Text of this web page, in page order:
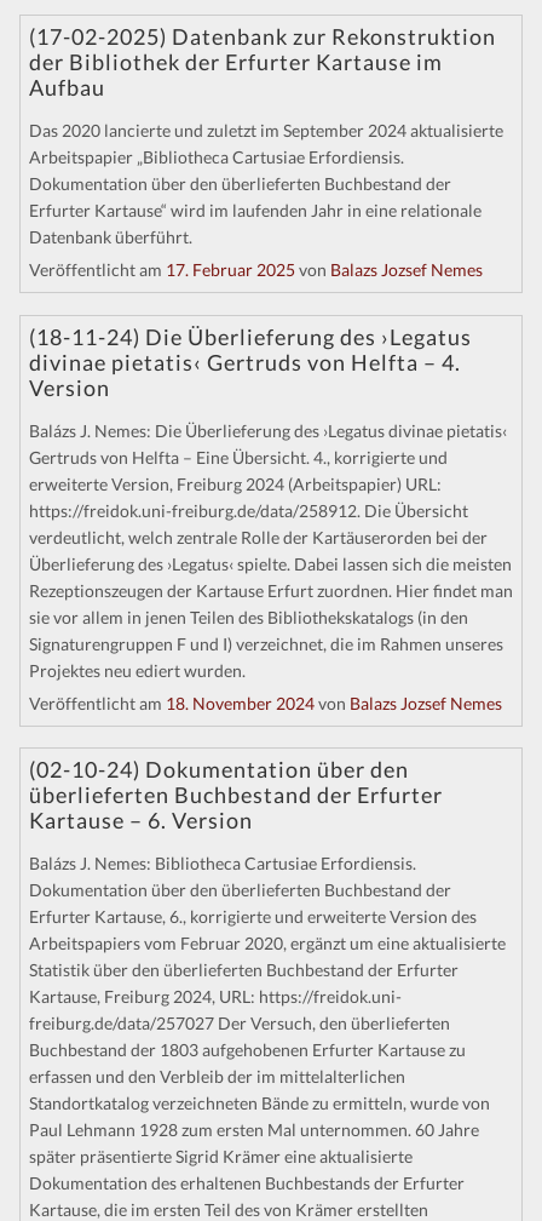
(17-02-2025) Datenbank zur Rekonstruktion
der Bibliothek der Erfurter Kartause im
Aufbau
Das 2020 lancierte und zuletzt im September 2024 aktualisierte
Arbeitspapier „Bibliotheca Cartusiae Erfordiensis.
Dokumentation über den überlieferten Buchbestand der
Erfurter Kartause“ wird im laufenden Jahr in eine relationale
Datenbank überführt.
Veröffentlicht am 17. Februar 2025von Balazs Jozsef Nemes
(18-11-24) Die Überlieferung des ›Legatus
divinae pietatis‹ Gertruds von Helfta – 4.
Version
Balázs J. Nemes: Die Überlieferung des ›Legatus divinae pietatis‹
Gertruds von Helfta – Eine Übersicht. 4., korrigierte und
erweiterte Version, Freiburg 2024 (Arbeitspapier) URL:
https://freidok.uni-freiburg.de/data/258912. Die Übersicht
verdeutlicht, welch zentrale Rolle der Kartäuserorden bei der
Überlieferung des ›Legatus‹ spielte. Dabei lassen sich die meisten
Rezeptionszeugen der Kartause Erfurt zuordnen. Hier findet man
sie vor allem in jenen Teilen des Bibliothekskatalogs (in den
Signaturengruppen F und I) verzeichnet, die im Rahmen unseres
Projektes neu ediert wurden.
Veröffentlicht am 18. November 2024von Balazs Jozsef Nemes
(02-10-24) Dokumentation über den
überlieferten Buchbestand der Erfurter
Kartause – 6. Version
Balázs J. Nemes: Bibliotheca Cartusiae Erfordiensis.
Dokumentation über den überlieferten Buchbestand der
Erfurter Kartause, 6., korrigierte und erweiterte Version des
Arbeitspapiers vom Februar 2020, ergänzt um eine aktualisierte
Statistik über den überlieferten Buchbestand der Erfurter
Kartause, Freiburg 2024, URL: https://freidok.uni-
freiburg.de/data/257027 Der Versuch, den überlieferten
Buchbestand der 1803 aufgehobenen Erfurter Kartause zu
erfassen und den Verbleib der im mittelalterlichen
Standortkatalog verzeichneten Bände zu ermitteln, wurde von
Paul Lehmann 1928 zum ersten Mal unternommen. 60 Jahre
später präsentierte Sigrid Krämer eine aktualisierte
Dokumentation des erhaltenen Buchbestands der Erfurter
Kartause, die im ersten Teil des von Krämer erstellten